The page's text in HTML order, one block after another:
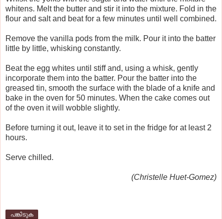
whitens. Melt the butter and stir it into the mixture. Fold in the
flour and salt and beat for a few minutes until well combined.
Remove the vanilla pods from the milk. Pour it into the batter
little by little, whisking constantly.
Beat the egg whites until stiff and, using a whisk, gently
incorporate them into the batter. Pour the batter into the
greased tin, smooth the surface with the blade of a knife and
bake in the oven for 50 minutes. When the cake comes out
of the oven it will wobble slightly.
Before turning it out, leave it to set in the fridge for at least 2
hours.
Serve chilled.
(Christelle Huet-Gomez)
പങ്കിടുക